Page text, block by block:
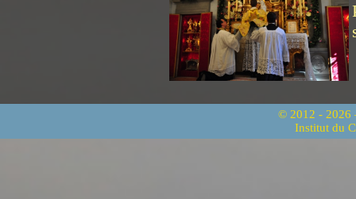
© 2012 -
Institut du